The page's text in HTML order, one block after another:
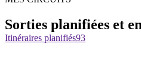
Sorties planifiées et
Itinéraires planifiés93